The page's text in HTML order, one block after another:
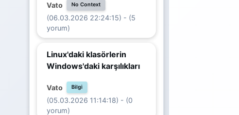
Vato No Context
(06.03.2026 22:24:15) - (5
yorum)
Linux'daki klasörlerin
Windows'daki karşılıkları
Vato Bilgi
(05.03.2026 11:14:18) - (0
yorum)